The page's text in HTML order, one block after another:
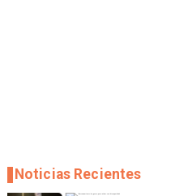
Noticias Recientes